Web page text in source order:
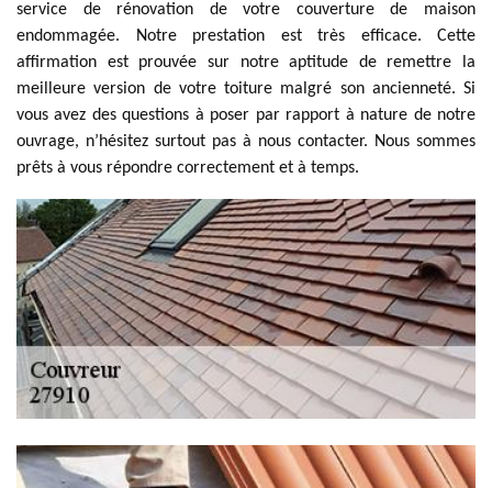
service de rénovation de votre couverture de maison
endommagée. Notre prestation est très efficace. Cette
affirmation est prouvée sur notre aptitude de remettre la
meilleure version de votre toiture malgré son ancienneté. Si
vous avez des questions à poser par rapport à nature de notre
ouvrage, n’hésitez surtout pas à nous contacter. Nous sommes
prêts à vous répondre correctement et à temps.